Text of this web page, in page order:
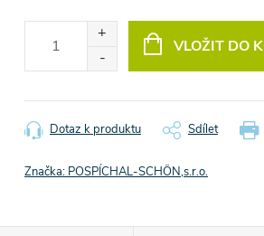
VLOŽIT DO
Dotaz k produktu Sdílet
Značka: POSPÍCHAL-SCHÖN,s.r.o.